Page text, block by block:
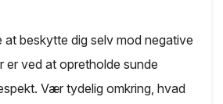
at beskytte dig selv mod negative
er ved at opretholde sunde
Vær tydelig omkring, hvad